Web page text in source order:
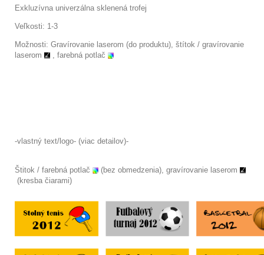
Exkluzívna univerzálna sklenená trofej
Veľkosti: 1-3
Možnosti: Gravírovanie laserom (do produktu), štítok / gravírovanie
laserom
, farebná potlač
-vlastný text/logo- (viac detailov)-
Štitok / farebná potlač
(bez obmedzenia), gravírovanie laserom
(kresba čiarami)